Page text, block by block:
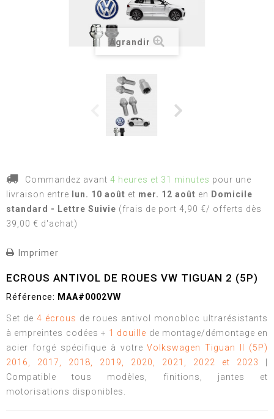
Agrandir
Commandez avant 4 heures et 31 minutes pour une
livraison entre lun. 10 août et mer. 12 août en Domicile
standard - Lettre Suivie (frais de port 4,90 €/ offerts dès
39,00 € d'achat)
Imprimer
ECROUS ANTIVOL DE ROUES VW TIGUAN 2 (5P)
Référence: MAA#0002VW
Set de 4 écrous de roues antivol monobloc ultrarésistants
à empreintes codées + 1 douille de montage/démontage en
acier forgé spécifique à votreVolkswagen Tiguan II (5P)
2016, 2017, 2018, 2019, 2020, 2021, 2022 et 2023
Compatible tous modèles, finitions, jantes et
motorisations disponibles.